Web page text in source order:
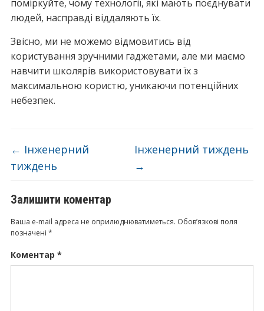
поміркуйте, чому технології, які мають поєднувати
людей, насправді віддаляють їх.
Звісно, ми не можемо відмовитись від
користування зручними гаджетами, але ми маємо
навчити школярів використовувати їх з
максимальною користю, уникаючи потенційних
небезпек.
← Інженерний
тиждень
Інженерний тиждень
→
Залишити коментар
Ваша e-mail адреса не оприлюднюватиметься. Обов’язкові поля
позначені *
Коментар *